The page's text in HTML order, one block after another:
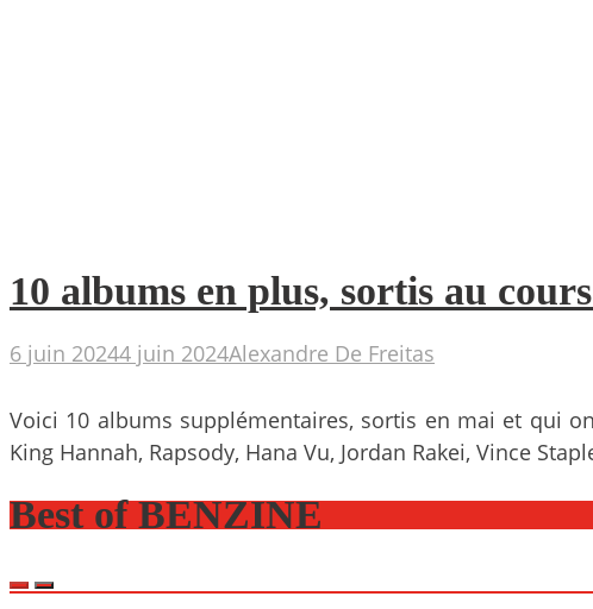
10 albums en plus, sortis au
6 juin 20244 juin 2024Alexandre De Freitas
Voici 10 albums supplémentaires, sortis en mai et qui
King Hannah, Rapsody, Hana Vu, Jordan Rakei, Vince
Best of BENZINE